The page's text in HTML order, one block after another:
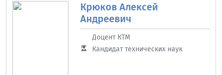
Крюков Алексей
Андреевич
Доцент КТМ
Кандидат технических наук